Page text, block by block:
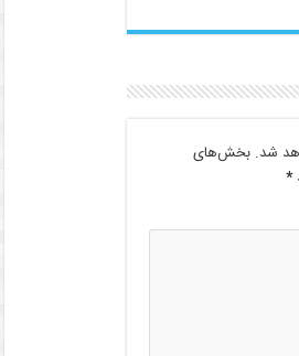
شد. بخش‌های
*